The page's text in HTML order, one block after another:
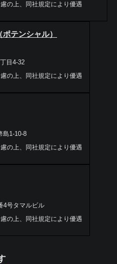
の上、同社規定により優遇
テンシャル）
目4-32
の上、同社規定により優遇
島1-10-8
の上、同社規定により優遇
4号タマルビル
の上、同社規定により優遇